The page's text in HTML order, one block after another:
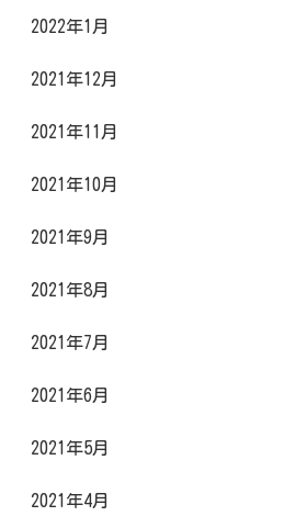
2022年1月
2021年12月
2021年11月
2021年10月
2021年9月
2021年8月
2021年7月
2021年6月
2021年5月
2021年4月